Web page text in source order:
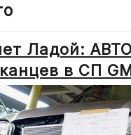
Ладой:
в СП